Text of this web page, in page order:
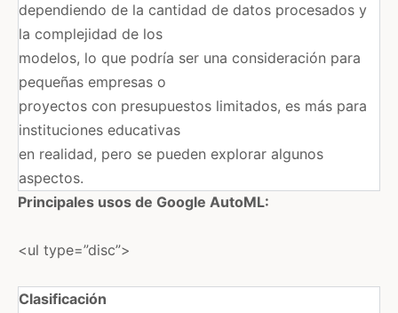
dependiendo de la cantidad de datos procesados y
la complejidad de los
modelos, lo que podría ser una consideración para
pequeñas empresas o
proyectos con presupuestos limitados, es más para
instituciones educativas
en realidad, pero se pueden explorar algunos
aspectos.​
Principales usos de Google AutoML:
<ul type=”disc”>
Clasificación